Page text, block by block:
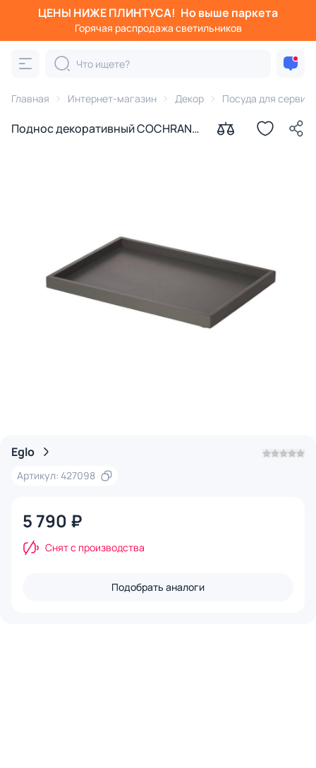
ЦЕНЫ НИЖЕ ПЛИНТУСА! Но выше паркета
Горячая распродажа светильников
Главная Интернет-магазин Декор Посуда для
Поднос декоративный COCHRANE
Eglo
Артикул: 427098
5 790 ₽
Снят с производства
Подобрать аналоги